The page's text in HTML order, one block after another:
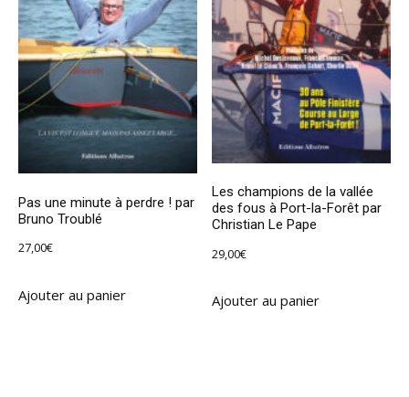
Pas une minute à perdre ! par
Bruno Troublé
27,00€
Ajouter au panier
Les champions de la vallée
des fous à Port-la-Forêt par
Christian Le Pape
29,00€
Ajouter au panier